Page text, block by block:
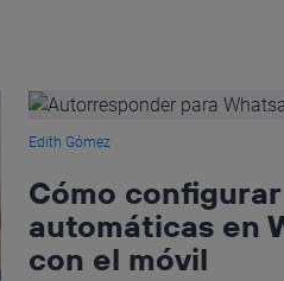
Edith Gómez
Cómo
automáticas en
con el móvil